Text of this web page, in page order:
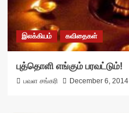
இலக்கியம் கவிதைகள்
புத்தொளி எங்கும் பரவட்டும்!
பவள சங்கரி December 6, 2014